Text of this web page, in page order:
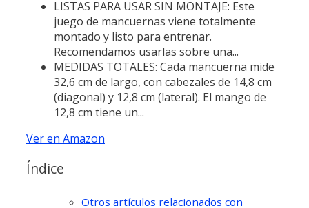
LISTAS PARA USAR SIN MONTAJE: Este
juego de mancuernas viene totalmente
montado y listo para entrenar.
Recomendamos usarlas sobre una...
MEDIDAS TOTALES: Cada mancuerna mide
32,6 cm de largo, con cabezales de 14,8 cm
(diagonal) y 12,8 cm (lateral). El mango de
12,8 cm tiene un...
Ver en Amazon
Índice
Otros artículos relacionados con